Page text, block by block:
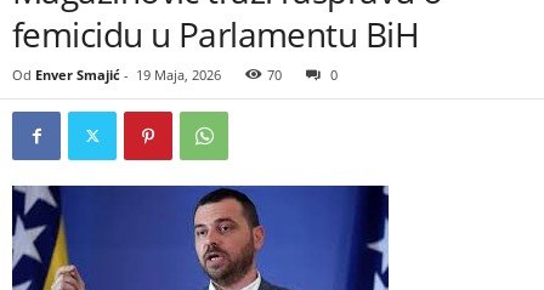
femicidu u Parlamentu BiH
Od Enver Smajić - 19 Maja, 2026 70 0